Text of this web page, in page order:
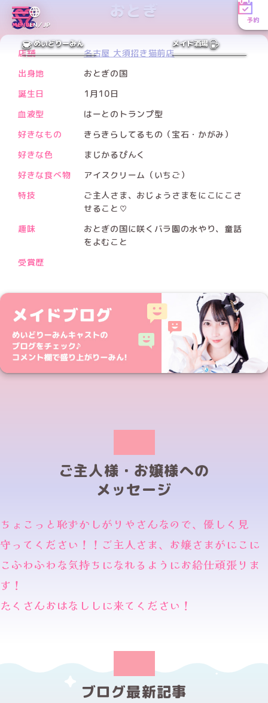
MENUEN／JP
予約
めいどりーみん メイド酒場
おとぎ
PREV
NEXT
店舗
名古屋 大須招き猫前店
出身地
おとぎの国
誕生日
1月10日
血液型
はーとのトランプ型
好きなもの
きらきらしてるもの（宝石・かがみ）
好きな色
まじかるぴんく
好きな食べ物
アイスクリーム（いちご）
特技
ご主人さま、おじょうさまをにこにこさ
せること♡
趣味
おとぎの国に咲くバラ園の水やり、童話
をよむこと
受賞歴
ご主人様・お嬢様への
メッセージ
ちょこっと恥ずかしがりやさんなので、優しく見
守ってください！！ご主人さま、お嬢さまがにこに
こふわふわな気持ちになれるようにお給仕頑張りま
す！
たくさんおはなししに来てください！
ブログ最新記事